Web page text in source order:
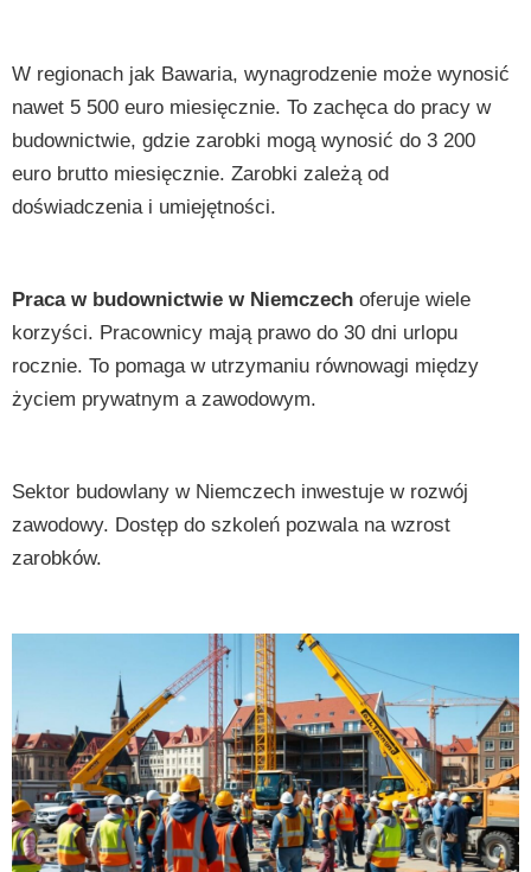
W regionach jak Bawaria, wynagrodzenie może wynosić
nawet 5 500 euro miesięcznie. To zachęca do pracy w
budownictwie, gdzie zarobki mogą wynosić do 3 200
euro brutto miesięcznie. Zarobki zależą od
doświadczenia i umiejętności.
Praca w budownictwie w Niemczech oferuje wiele
korzyści. Pracownicy mają prawo do 30 dni urlopu
rocznie. To pomaga w utrzymaniu równowagi między
życiem prywatnym a zawodowym.
Sektor budowlany w Niemczech inwestuje w rozwój
zawodowy. Dostęp do szkoleń pozwala na wzrost
zarobków.